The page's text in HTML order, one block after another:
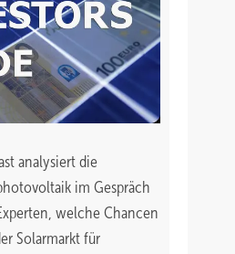
analysiert die
im Gespräch
welche Chancen
Solarmarkt für